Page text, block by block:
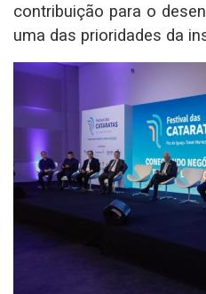
contribuição para o
uma das prioridades da